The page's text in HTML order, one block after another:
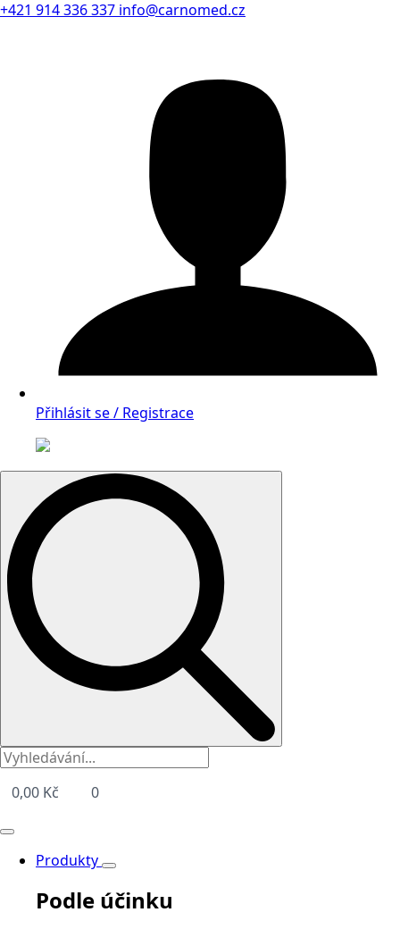
+421 914 336 337 info@carnomed.cz
Přihlásit se / Registrace
Search
0,00 Kč 0
Produkty
Podle účinku